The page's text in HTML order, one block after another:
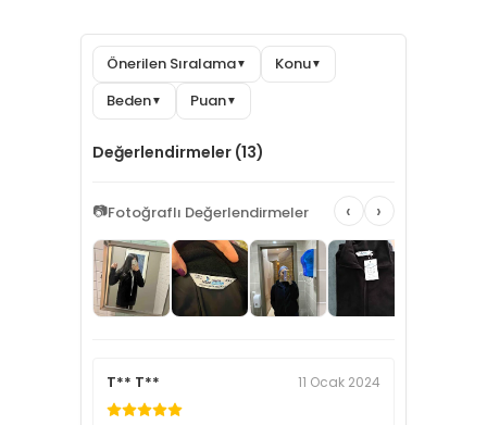
Önerilen Sıralama▼ Konu▼
Beden▼ Puan▼
Değerlendirmeler (13)
📷Fotoğraflı Değerlendirmeler ‹ ›
T** T** 11 Ocak 2024